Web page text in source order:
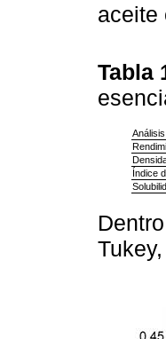
aceite
Tabla
Análisis
Índice